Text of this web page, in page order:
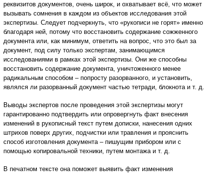
реквизитов документов, очень широк, и охватывает всё, что может
вызывать сомнения в каждом из объектов исследования этой
экспертизы. Следует подчеркнуть, что «рукописи не горят» именно
благодаря ней, потому что восстановить содержание сожженного
документа или, как минимум, ответить на вопрос, что это был за
документ, под силу только экспертам, занимающимся
исследованиями в рамках этой экспертизы. Они же способны
восстановить содержание документа, уничтоженного менее
радикальным способом – попросту разорванного, и установить,
являлся ли разорванный документ частью тетради, блокнота и т. д.
Выводы экспертов после проведения этой экспертизы могут
гарантированно подтвердить или опровергнуть факт внесения
изменений в рукописный текст путем дописки, нанесения одних
штрихов поверх других, подчистки или травления и прояснить
способ изготовления документа – пишущим прибором или с
помощью копировальной техники, путем монтажа и т. д.
В печатном тексте она поможет выявить факт изменения